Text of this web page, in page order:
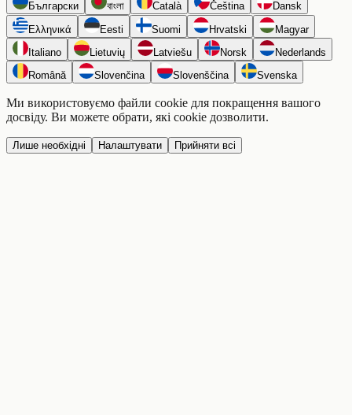
Български বাংলা Català Čeština
Dansk
Ελληνικά
Eesti Suomi Hrvatski
Magyar
Italiano
Lietuvių Latviešu Norsk
Nederlands
Română
Slovenčina Slovenščina Svenska
Ми використовуємо файли cookie для покращення вашого
досвіду. Ви можете обрати, які cookie дозволити.
Лише необхідні Налаштувати Прийняти всі